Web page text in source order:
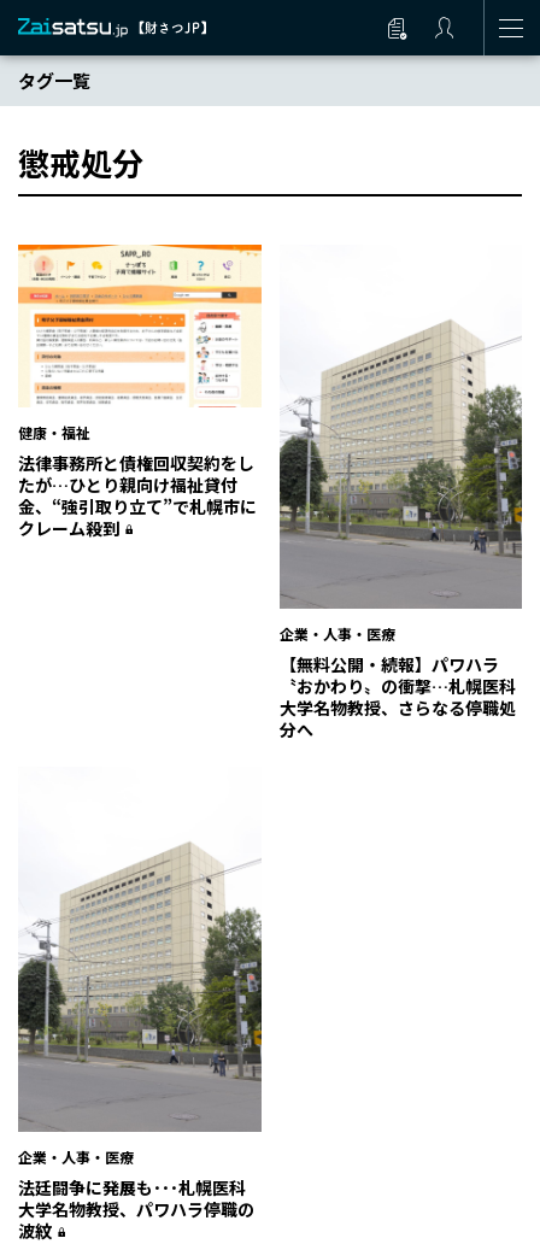
タグ一覧
懲戒処分
健康・福祉
法律事務所と債権回収契約をし
たが…ひとり親向け福祉貸付
金、“強引取り立て”で札幌市に
クレーム殺到
企業・人事・医療
【無料公開・続報】パワハラ
〝おかわり〟の衝撃…札幌医科
大学名物教授、さらなる停職処
分へ
企業・人事・医療
法廷闘争に発展も･･･札幌医科
大学名物教授、パワハラ停職の
波紋